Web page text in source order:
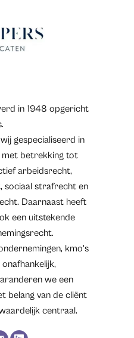
in 1948 opgericht
gespecialiseerd in
met betrekking tot
arbeidsrecht,
sociaal strafrecht en
Daarnaast heeft
een uitstekende
kmo's
we een
belang van de cliënt
centraal.